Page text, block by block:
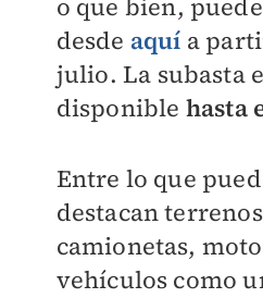
o que bien,
desde aquí a
julio. La subasta
disponible hasta
Entre lo que
destacan
camionetas,
vehículos como